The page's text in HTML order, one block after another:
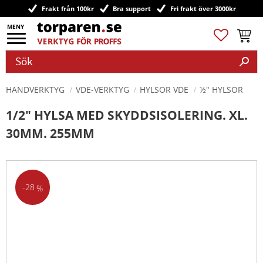
Meny
Frakt från 100kr Bra support Fri frakt över 3000kr
Favoriter
HANDVERKTYG VDE-VERKTYG HYLSOR VDE ½" HYLSOR
1/2" HYLSA MED SKYDDSISOLERING. XL.
30MM. 255MM
28 %